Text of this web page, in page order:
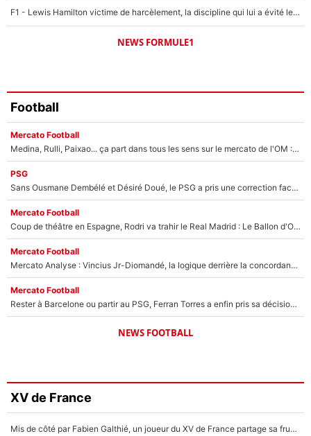
F1 - Lewis Hamilton victime de harcèlement, la discipline qui lui a évité le pire : «J'aurais probablement mal tourné»
NEWS FORMULE1
Football
Mercato Football
Medina, Rulli, Paixao... ça part dans tous les sens sur le mercato de l'OM : Frank McCourt va enfin récupérer l'argent qu'il attend ?
PSG
Sans Ousmane Dembélé et Désiré Doué, le PSG a pris une correction face à Majorque : Luis Enrique attend avec impatience des renforts !
Mercato Football
Coup de théâtre en Espagne, Rodri va trahir le Real Madrid : Le Ballon d'Or a choisi de signer au FC Barcelone !
Mercato Football
Mercato Analyse : Vincius Jr-Diomandé, la logique derrière la concordance des temps
Mercato Football
Rester à Barcelone ou partir au PSG, Ferran Torres a enfin pris sa décision : La course contre la montre est lancée !
NEWS FOOTBALL
XV de France
Mis de côté par Fabien Galthié, un joueur du XV de France partage sa frustration : «ils ne me l’ont pas dit tout de suite»